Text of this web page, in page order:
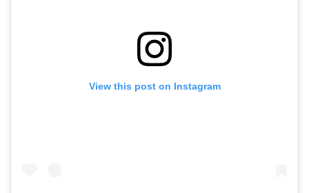
View this post on Instagram